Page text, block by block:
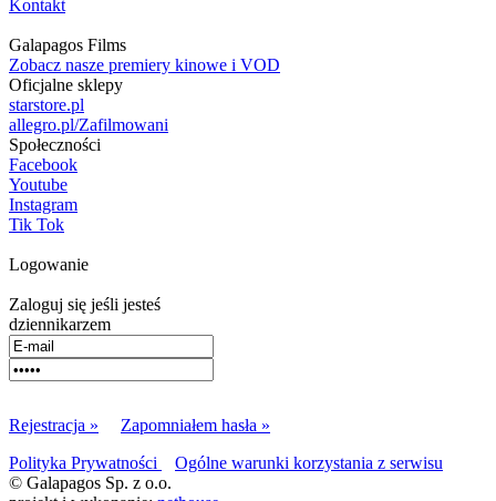
Kontakt
Galapagos Films
Zobacz nasze premiery kinowe i VOD
Oficjalne sklepy
starstore.pl
allegro.pl/Zafilmowani
Społeczności
Facebook
Youtube
Instagram
Tik Tok
Logowanie
Zaloguj się jeśli jesteś
dziennikarzem
Rejestracja »
Zapomniałem hasła »
Polityka Prywatności
Ogólne warunki korzystania z serwisu
© Galapagos Sp. z o.o.